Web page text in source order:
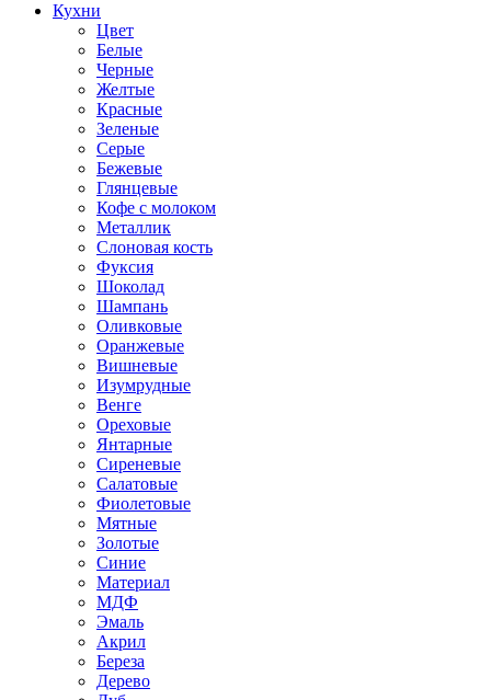
Кухни
Цвет
Белые
Черные
Желтые
Красные
Зеленые
Серые
Бежевые
Глянцевые
Кофе с молоком
Металлик
Слоновая кость
Фуксия
Шоколад
Шампань
Оливковые
Оранжевые
Вишневые
Изумрудные
Венге
Ореховые
Янтарные
Сиреневые
Салатовые
Фиолетовые
Мятные
Золотые
Синие
Материал
МДФ
Эмаль
Акрил
Береза
Дерево